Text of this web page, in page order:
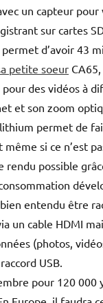
un capteur pour
sur cartes
permet d’avoir 43
petite soeur
pour des vidéos à
et son zoom
permet de
si ce n’est
rendu possible
entendu être
un cable HDMI
(photos,
USB.
pour 120 000